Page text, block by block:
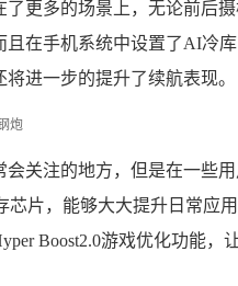
更多的场景上，无论前后
且在手机系统中设置了AI冷
进一步的提升了续航表现。
关注的地方，但是在一些
芯片，能够大大提升日常应
Boost2.0游戏优化功能，